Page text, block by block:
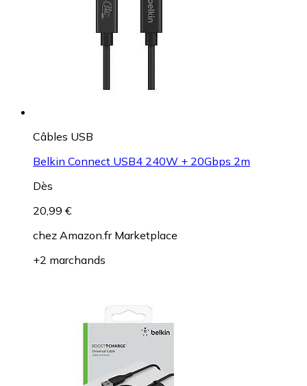
Câbles USB
Belkin Connect USB4 240W + 20Gbps 2m
Dès
20,99 €
chez Amazon.fr Marketplace
+2 marchands